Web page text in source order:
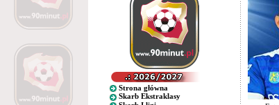
Strona główna
Skarb Ekstraklasy